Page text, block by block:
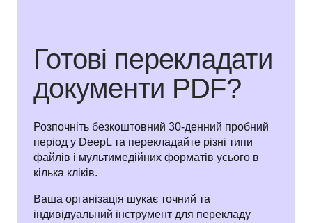
Готові перекладати
документи PDF?
Розпочніть безкоштовний 30-денний пробний
період у DeepL та перекладайте різні типи
файлів і мультимедійних форматів усього в
кілька кліків.
Ваша організація шукає точний та
індивідуальний інструмент для перекладу